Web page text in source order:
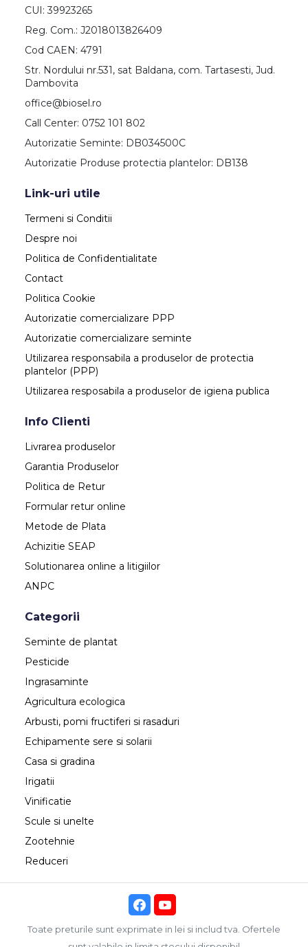
CUI: 39923265
Reg. Com.: J2018013826409
Cod CAEN: 4791
Str. Nordului nr.531, sat Baldana, com. Tartasesti, Jud.
Dambovita
office@biosel.ro
Call Center: 0752 101 802
Autorizatie Seminte: DB034500C
Autorizatie Produse protectia plantelor: DB138
Link-uri utile
Termeni si Conditii
Despre noi
Politica de Confidentialitate
Contact
Politica Cookie
Autorizatie comercializare PPP
Autorizatie comercializare seminte
Utilizarea responsabila a produselor de protectia
plantelor (PPP)
Utilizarea resposabila a produselor de igiena publica
Info Clienti
Livrarea produselor
Garantia Produselor
Politica de Retur
Formular retur online
Metode de Plata
Achizitie SEAP
Solutionarea online a litigiilor
ANPC
Categorii
Seminte de plantat
Pesticide
Ingrasaminte
Agricultura ecologica
Arbusti, pomi fructiferi si rasaduri
Echipamente sere si solarii
Casa si gradina
Irigatii
Vinificatie
Scule si unelte
Zootehnie
Reduceri
Toate preturile sunt exprimate in lei si includ tva. Ofertele